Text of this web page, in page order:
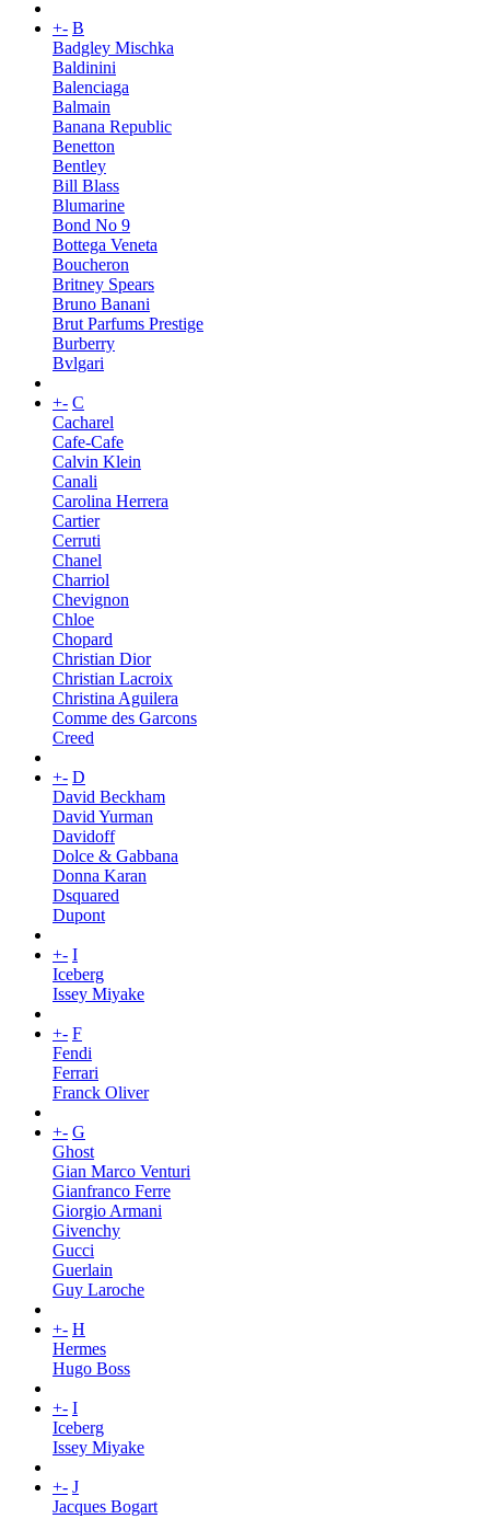
+- B
Badgley Mischka
Baldinini
Balenciaga
Balmain
Banana Republic
Benetton
Bentley
Bill Blass
Blumarine
Bond No 9
Bottega Veneta
Boucheron
Britney Spears
Bruno Banani
Brut Parfums Prestige
Burberry
Bvlgari
+- C
Cacharel
Cafe-Cafe
Calvin Klein
Canali
Carolina Herrera
Cartier
Cerruti
Chanel
Charriol
Chevignon
Chloe
Chopard
Christian Dior
Christian Lacroix
Christina Aguilera
Comme des Garcons
Creed
+- D
David Beckham
David Yurman
Davidoff
Dolce & Gabbana
Donna Karan
Dsquared
Dupont
+- I
Iceberg
Issey Miyake
+- F
Fendi
Ferrari
Franck Oliver
+- G
Ghost
Gian Marco Venturi
Gianfranco Ferre
Giorgio Armani
Givenchy
Gucci
Guerlain
Guy Laroche
+- H
Hermes
Hugo Boss
+- I
Iceberg
Issey Miyake
+- J
Jacques Bogart